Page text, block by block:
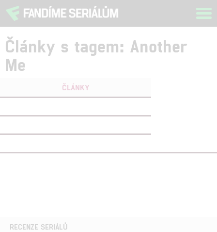
Články s tagem: Another
Me
ČLÁNKY
RECENZE SERIÁLŮ